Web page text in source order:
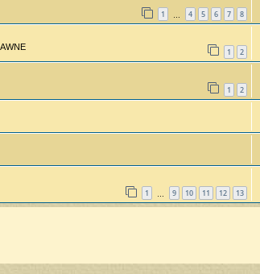
1 4 5 6 7 8
1 2
1 2
1 9 10 11 12 13